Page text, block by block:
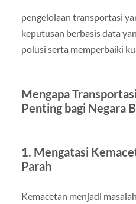
pengelolaan transportasi
keputusan berbasis data
polusi serta memperbaiki
Mengapa
Penting bagi Negara
1. Mengatasi
Parah
Kemacetan menjadi